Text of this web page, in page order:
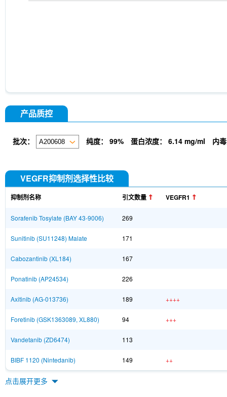
产品质控
批次： 纯度： 99% 蛋白浓度： 6.14 mg/ml 内
VEGFR抑制剂选择性比较
抑制剂名称 引文数量 VEGFR1
Sorafenib Tosylate (BAY 43-9006) 269
Sunitinib (SU11248) Malate 171
Cabozantinib (XL184) 167
Ponatinib (AP24534) 226
Axitinib (AG-013736) 189 ++++
Foretinib (GSK1363089, XL880) 94 +++
Vandetanib (ZD6474) 113
BIBF 1120 (Nintedanib) 149 ++
点击展开更多